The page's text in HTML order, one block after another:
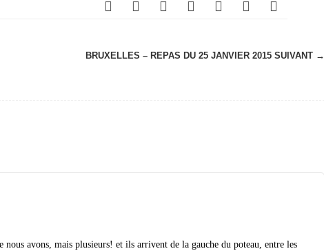
BRUXELLES – REPAS DU 25 JANVIER 2015 SUIVANT →
nous avons, mais plusieurs! et ils arrivent de la gauche du poteau, entre les